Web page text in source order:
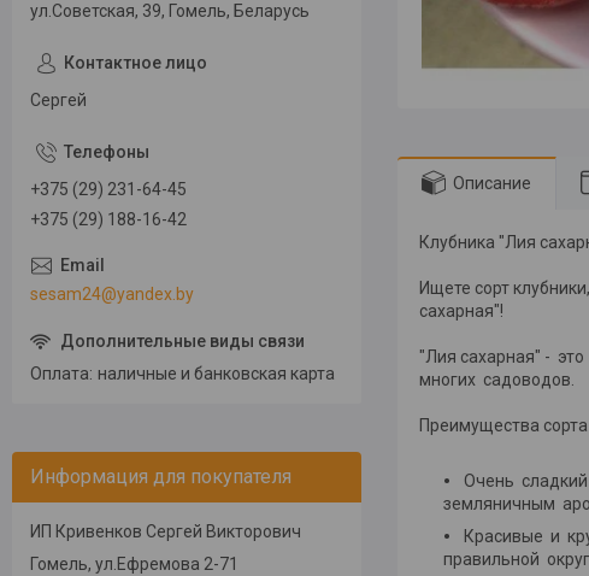
Описание
Клубника "Лия
Ищете сорт
сахарная"!
"Лия сахарная" -
многих садоводов.
Преимущества
Очень
земляничным
Красивые и
правильной
ул.Советская, 39, Гомель, Беларусь
Сергей
+375 (29) 231-64-45
+375 (29) 188-16-42
sesam24@yandex.by
Оплата наличные и банковская карта
Информация для покупателя
ИП Кривенков Сергей Викторович
Гомель, ул.Ефремова 2-71